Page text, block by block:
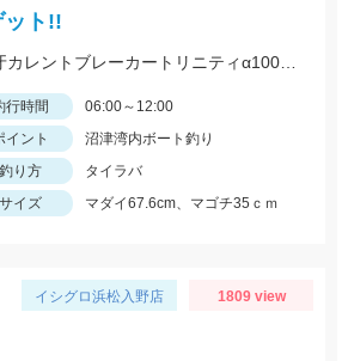
ト!!
行時間
06:00～12:00
イント
沼津湾内ボート釣り
釣り方
タイラバ
サイズ マダイ67.6cm、マゴチ35ｃｍ
イシグロ浜松入野店 1809 view